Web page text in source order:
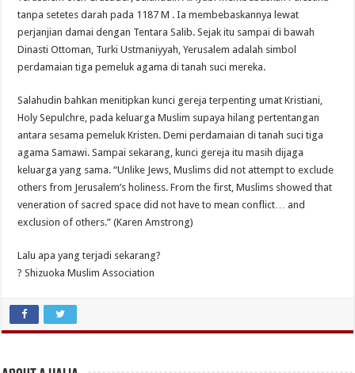
tanpa setetes darah pada 1187 M . Ia membebaskannya lewat
perjanjian damai dengan Tentara Salib. Sejak itu sampai di bawah
Dinasti Ottoman, Turki Ustmaniyyah, Yerusalem adalah simbol
perdamaian tiga pemeluk agama di tanah suci mereka.
Salahudin bahkan menitipkan kunci gereja terpenting umat Kristiani,
Holy Sepulchre, pada keluarga Muslim supaya hilang pertentangan
antara sesama pemeluk Kristen. Demi perdamaian di tanah suci tiga
agama Samawi. Sampai sekarang, kunci gereja itu masih dijaga
keluarga yang sama. “Unlike Jews, Muslims did not attempt to exclude
others from Jerusalem’s holiness. From the first, Muslims showed that
veneration of sacred space did not have to mean conflict… and
exclusion of others.” (Karen Amstrong)
Lalu apa yang terjadi sekarang?
? Shizuoka Muslim Association